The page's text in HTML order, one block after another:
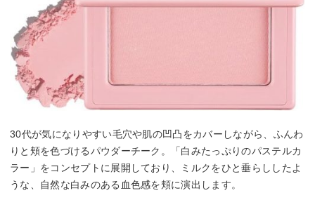
30代が気になりやすい毛穴や肌の凹凸をカバーしながら、ふんわ
りと頬を色づけるパウダーチーク。「白みたっぷりのパステルカ
ラー」をコンセプトに展開しており、ミルクをひと垂らししたよ
うな、自然な白みのある血色感を頬に演出します。